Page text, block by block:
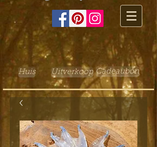
Huis Uitverkoop Cadeaubon